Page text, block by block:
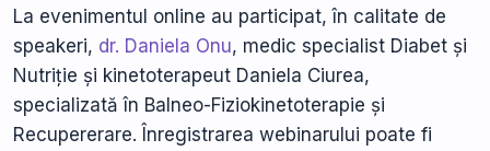
La evenimentul online au participat, în calitate de
speakeri, dr. Daniela Onu, medic specialist Diabet și
Nutriție și kinetoterapeut Daniela Ciurea,
specializată în Balneo-Fiziokinetoterapie și
Recupererare. Înregistrarea webinarului poate fi